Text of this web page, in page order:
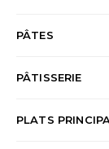
PÂTES
PÂTISSERIE
PLATS